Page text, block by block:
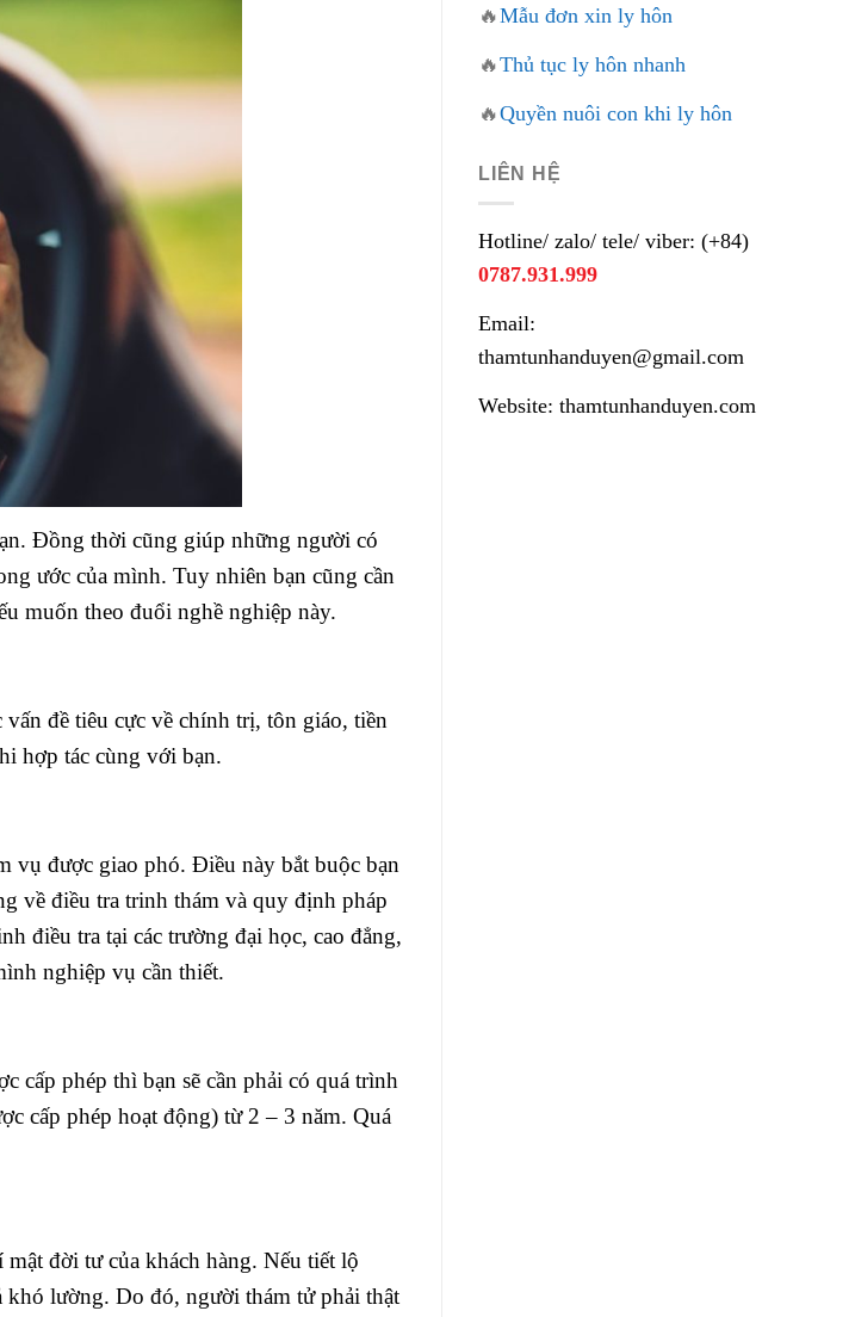
Đồng thời cũng giúp những người có
ước của mình. Tuy nhiên bạn cũng cần
muốn theo đuổi nghề nghiệp này.
đề tiêu cực về chính trị, tôn giáo, tiền
hợp tác cùng với bạn.
vụ được giao phó. Điều này bắt buộc bạn
về điều tra trinh thám và quy định pháp
điều tra tại các trường đại học, cao đẳng,
nghiệp vụ cần thiết.
cấp phép thì bạn sẽ cần phải có quá trình
cấp phép hoạt động) từ 2 – 3 năm. Quá
đời tư của khách hàng. Nếu tiết lộ
khó lường. Do đó, người thám tử phải thật
🔥Mẫu đơn xin ly hôn
🔥Thủ tục ly hôn nhanh
🔥Quyền nuôi con khi ly hôn
LIÊN HỆ
Hotline/ zalo/ tele/ viber: (+84)
0787.931.999
Email:
thamtunhanduyen@gmail.com
Website: thamtunhanduyen.com